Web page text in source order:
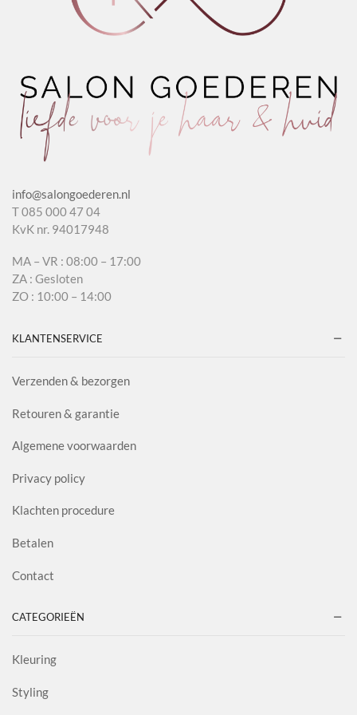
info@salongoederen.nl
T 085 000 47 04
KvK nr. 94017948
MA – VR : 08:00 – 17:00
ZA : Gesloten
ZO : 10:00 – 14:00
KLANTENSERVICE
Verzenden & bezorgen
Retouren & garantie
Algemene voorwaarden
Privacy policy
Klachten procedure
Betalen
Contact
CATEGORIEËN
Kleuring
Styling